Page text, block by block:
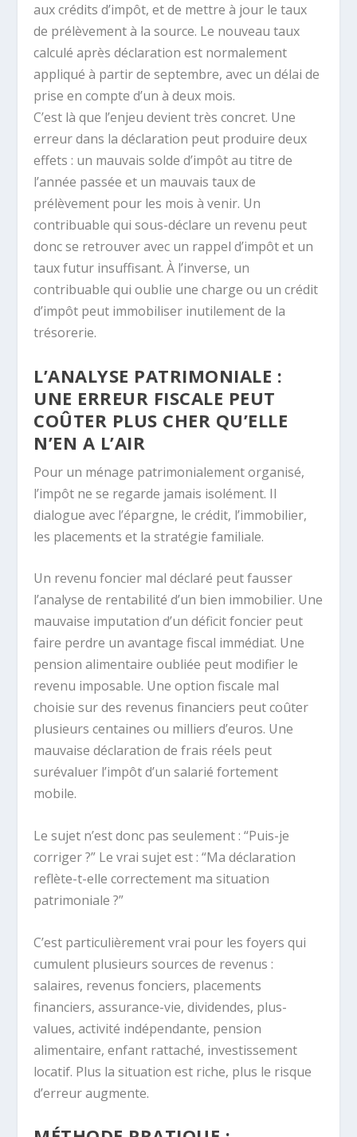
aux crédits d’impôt, et de mettre à jour le taux
de prélèvement à la source. Le nouveau taux
calculé après déclaration est normalement
appliqué à partir de septembre, avec un délai de
prise en compte d’un à deux mois.
C’est là que l’enjeu devient très concret. Une
erreur dans la déclaration peut produire deux
effets : un mauvais solde d’impôt au titre de
l’année passée et un mauvais taux de
prélèvement pour les mois à venir. Un
contribuable qui sous-déclare un revenu peut
donc se retrouver avec un rappel d’impôt et un
taux futur insuffisant. À l’inverse, un
contribuable qui oublie une charge ou un crédit
d’impôt peut immobiliser inutilement de la
trésorerie.
L’ANALYSE PATRIMONIALE :
UNE ERREUR FISCALE PEUT
COÛTER PLUS CHER QU’ELLE
N’EN A L’AIR
Pour un ménage patrimonialement organisé,
l’impôt ne se regarde jamais isolément. Il
dialogue avec l’épargne, le crédit, l’immobilier,
les placements et la stratégie familiale.
Un revenu foncier mal déclaré peut fausser
l’analyse de rentabilité d’un bien immobilier. Une
mauvaise imputation d’un déficit foncier peut
faire perdre un avantage fiscal immédiat. Une
pension alimentaire oubliée peut modifier le
revenu imposable. Une option fiscale mal
choisie sur des revenus financiers peut coûter
plusieurs centaines ou milliers d’euros. Une
mauvaise déclaration de frais réels peut
surévaluer l’impôt d’un salarié fortement
mobile.
Le sujet n’est donc pas seulement : “Puis-je
corriger ?” Le vrai sujet est : “Ma déclaration
reflète-t-elle correctement ma situation
patrimoniale ?”
C’est particulièrement vrai pour les foyers qui
cumulent plusieurs sources de revenus :
salaires, revenus fonciers, placements
financiers, assurance-vie, dividendes, plus-
values, activité indépendante, pension
alimentaire, enfant rattaché, investissement
locatif. Plus la situation est riche, plus le risque
d’erreur augmente.